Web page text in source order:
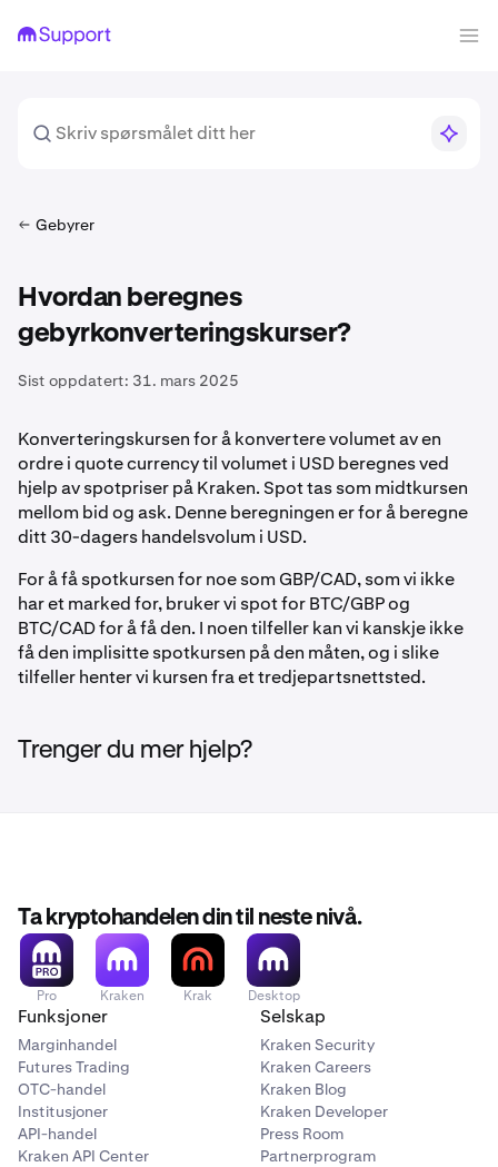
Gebyrer
Hvordan beregnes
gebyrkonverteringskurser?
Sist oppdatert: 31. mars 2025
Konverteringskursen for å konvertere volumet av en
ordre i quote currency til volumet i USD beregnes ved
hjelp av spotpriser på Kraken. Spot tas som midtkursen
mellom bid og ask. Denne beregningen er for å beregne
ditt 30-dagers handelsvolum i USD.
For å få spotkursen for noe som GBP/CAD, som vi ikke
har et marked for, bruker vi spot for BTC/GBP og
BTC/CAD for å få den. I noen tilfeller kan vi kanskje ikke
få den implisitte spotkursen på den måten, og i slike
tilfeller henter vi kursen fra et tredjepartsnettsted.
Trenger du mer hjelp?
Ta kryptohandelen din til neste nivå.
Pro Kraken Krak Desktop
Funksjoner
Marginhandel
Futures Trading
OTC-handel
Institusjoner
API-handel
Kraken API Center
Selskap
Kraken Security
Kraken Careers
Kraken Blog
Kraken Developer
Press Room
Partnerprogram